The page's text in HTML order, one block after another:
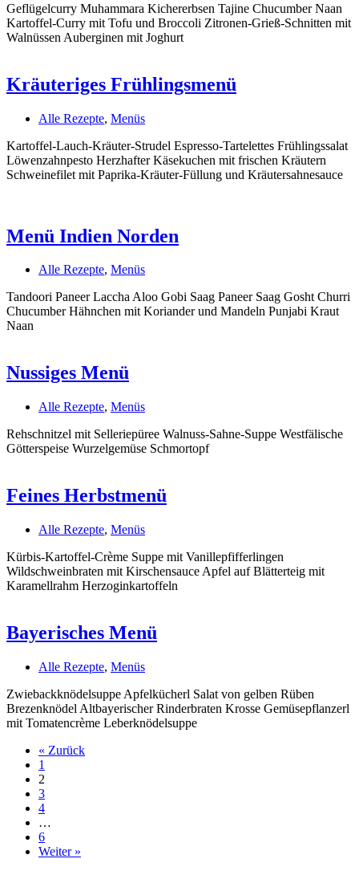
Geflügelcurry Muhammara Kichererbsen Tajine Chucumber Naan
Kartoffel-Curry mit Tofu und Broccoli Zitronen-Grieß-Schnitten mit
Walnüssen Auberginen mit Joghurt
Kräuteriges Frühlingsmenü
Alle Rezepte, Menüs
Kartoffel-Lauch-Kräuter-Strudel Espresso-Tartelettes Frühlingssalat
Löwenzahnpesto Herzhafter Käsekuchen mit frischen Kräutern
Schweinefilet mit Paprika-Kräuter-Füllung und Kräutersahnesauce
Menü Indien Norden
Alle Rezepte, Menüs
Tandoori Paneer Laccha Aloo Gobi Saag Paneer Saag Gosht Churri
Chucumber Hähnchen mit Koriander und Mandeln Punjabi Kraut
Naan
Nussiges Menü
Alle Rezepte, Menüs
Rehschnitzel mit Selleriepüree Walnuss-Sahne-Suppe Westfälische
Götterspeise Wurzelgemüse Schmortopf
Feines Herbstmenü
Alle Rezepte, Menüs
Kürbis-Kartoffel-Crème Suppe mit Vanillepfifferlingen
Wildschweinbraten mit Kirschensauce Apfel auf Blätterteig mit
Karamellrahm Herzoginkartoffeln
Bayerisches Menü
Alle Rezepte, Menüs
Zwiebackknödelsuppe Apfelkücherl Salat von gelben Rüben
Brezenknödel Altbayerischer Rinderbraten Krosse Gemüsepflanzerl
mit Tomatencrème Leberknödelsuppe
« Zurück
1
2
3
4
…
6
Weiter »